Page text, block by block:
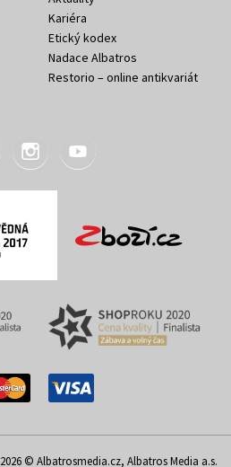
Kariéra
Etický kodex
Nadace Albatros
Restorio – online antikvariát
2026 © Albatrosmedia.cz, Albatros Media a.s.